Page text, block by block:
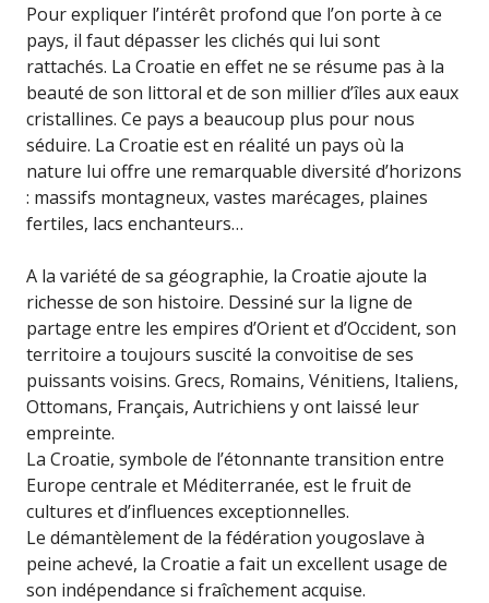
Pour expliquer l’intérêt profond que l’on porte à ce
pays, il faut dépasser les clichés qui lui sont
rattachés. La Croatie en effet ne se résume pas à la
beauté de son littoral et de son millier d’îles aux eaux
cristallines. Ce pays a beaucoup plus pour nous
séduire. La Croatie est en réalité un pays où la
nature lui offre une remarquable diversité d’horizons
: massifs montagneux, vastes marécages, plaines
fertiles, lacs enchanteurs…
A la variété de sa géographie, la Croatie ajoute la
richesse de son histoire. Dessiné sur la ligne de
partage entre les empires d’Orient et d’Occident, son
territoire a toujours suscité la convoitise de ses
puissants voisins. Grecs, Romains, Vénitiens, Italiens,
Ottomans, Français, Autrichiens y ont laissé leur
empreinte.
La Croatie, symbole de l’étonnante transition entre
Europe centrale et Méditerranée, est le fruit de
cultures et d’influences exceptionnelles.
Le démantèlement de la fédération yougoslave à
peine achevé, la Croatie a fait un excellent usage de
son indépendance si fraîchement acquise.